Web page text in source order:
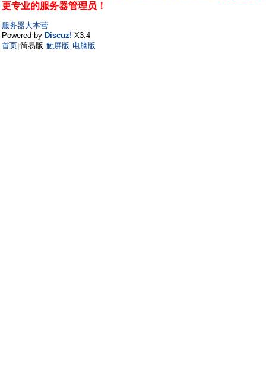
更专业的服务器管理员！
服务器大本营
Powered by Discuz! X3.4
首页 简易版 触屏版 电脑版